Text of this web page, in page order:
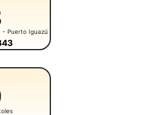
- Puerto Iguazú